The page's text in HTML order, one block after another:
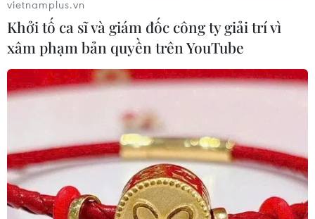
vietnamplus.vn
Khởi tố ca sĩ và giám đốc công ty giải trí vì
xâm phạm bản quyền trên YouTube